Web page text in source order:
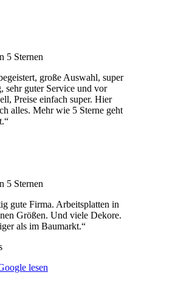
5 Sternen
große Auswahl, super
sehr guter Service und vor
Preise einfach super. Hier
alles. Mehr wie 5 Sterne geht
5 Sternen
gute Firma. Arbeitsplatten in
Größen. Und viele Dekore.
als im Baumarkt.“
lesen